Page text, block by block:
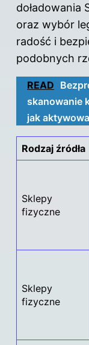
doładowania
oraz wybór
radość i
podobnych
READ
skanowanie
jak
Rodzaj źródła
Sklepy
fizyczne
Sklepy
fizyczne